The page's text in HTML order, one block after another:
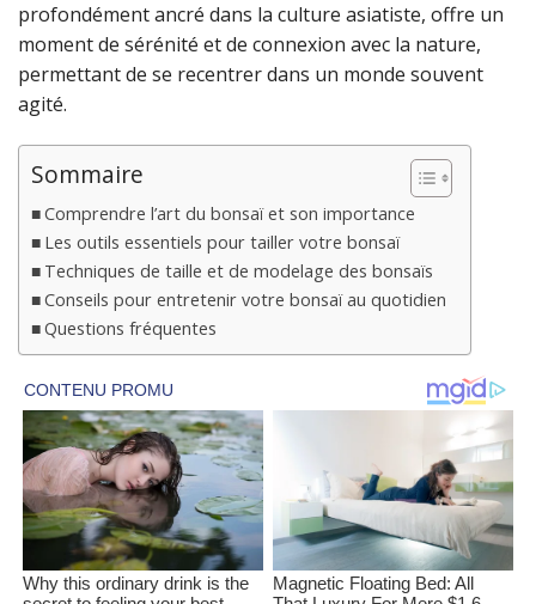
profondément ancré dans la culture asiatiste, offre un
moment de sérénité et de connexion avec la nature,
permettant de se recentrer dans un monde souvent
agité.
Sommaire
Comprendre l’art du bonsaï et son importance
Les outils essentiels pour tailler votre bonsaï
Techniques de taille et de modelage des bonsaïs
Conseils pour entretenir votre bonsaï au quotidien
Questions fréquentes